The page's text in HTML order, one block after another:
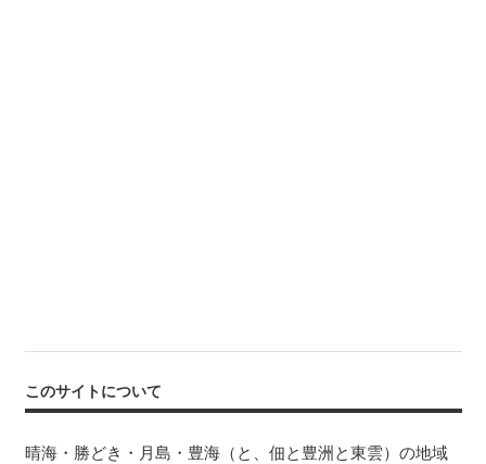
このサイトについて
晴海・勝どき・月島・豊海（と、佃と豊洲と東雲）の地域